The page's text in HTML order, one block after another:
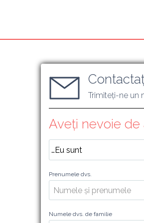
Trimiteți-ne un
Aveți nevoie de
Prenumele dvs.
Numele dvs. de familie